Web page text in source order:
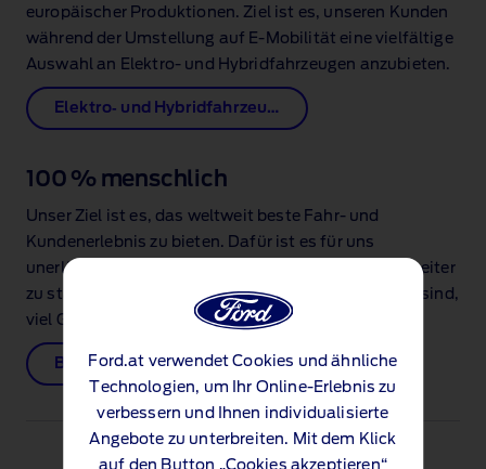
Ford.at verwendet Cookies und ähnliche
Technologien, um Ihr Online-Erlebnis zu
verbessern und Ihnen individualisierte
Angebote zu unterbreiten. Mit dem Klick
auf den Button „Cookies akzeptieren“
europäischer Produktionen. Ziel ist es, unseren Kunden
während der Umstellung auf E‑Mobilität eine vielfältige
Auswahl an Elektro‑ und Hybridfahrzeugen anzubieten.
Elektro‑ und Hybridfahrzeuge
100 % menschlich
Unser Ziel ist es, das weltweit beste Fahr‑ und
Kundenerlebnis zu bieten. Dafür ist es für uns
unerlässlich, das Gemeinschaftsgefühl aller Mitarbeiter
zu stärken und in den Gemeinden in denen wir tätig sind,
viel Gutes zu bewirken.
Beruf & Karriere